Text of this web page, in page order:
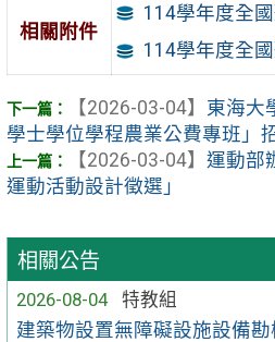
相關公告
2026-08-04
特教組
建築物設置無障礙設施設備
相關附件
114學年度全
114學年度全
【2026-03-04】 東海大
學士學位學程農業公費專班」
【2026-03-04】 運動部
運動活動設計徵選」